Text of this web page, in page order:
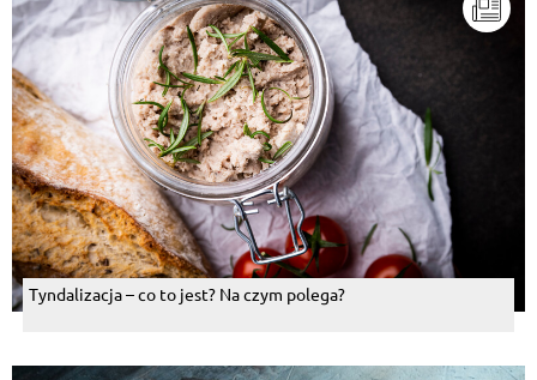
Tyndalizacja – co to jest? Na czym polega?